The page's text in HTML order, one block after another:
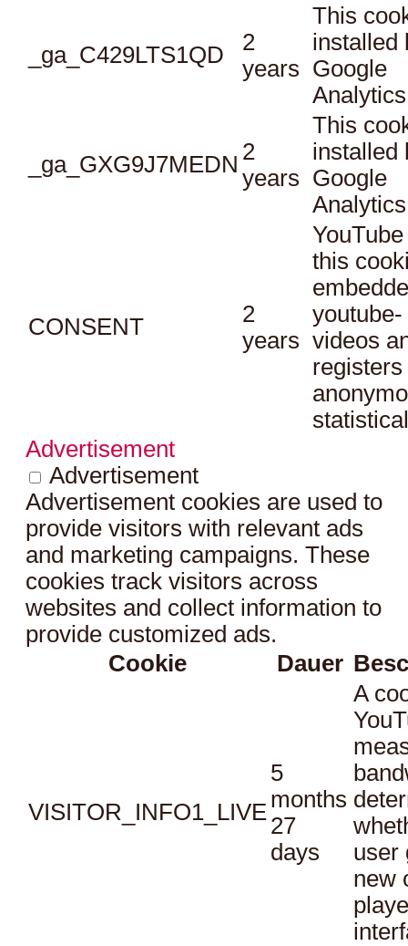
_ga_C429LTS1QD
2
years
This
installed
Google
_ga_GXG9J7MEDN 2
years
This
installed
Google
CONSENT
2
years
this
youtube-
videos
registers
Advertisement
Advertisement
Advertisement cookies are used to
provide visitors with relevant ads
and marketing campaigns. These
cookies track visitors across
websites and collect information to
provide customized ads.
Cookie
Dauer
VISITOR_INFO1_LIVE
5
months
27
days
A
user
new